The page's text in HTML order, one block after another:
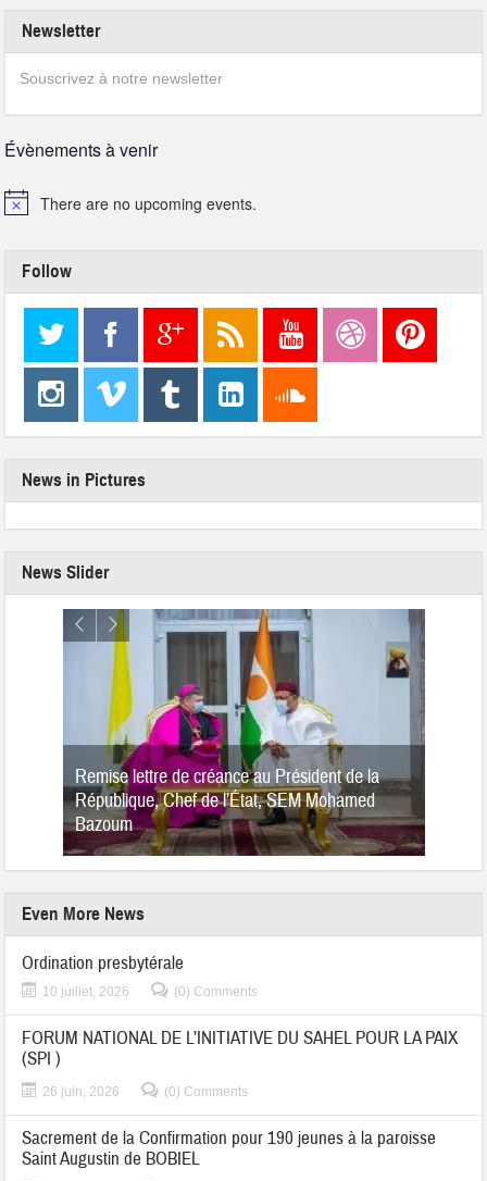
Newsletter
Souscrivez à notre newsletter
Évènements à venir
There are no upcoming events.
Follow
News in Pictures
News Slider
Remise lettre de créance au Président de la
République, Chef de l’État, SEM Mohamed
Bazoum
Even More News
Ordination presbytérale
10 juillet, 2026 (0) Comments
FORUM NATIONAL DE L’INITIATIVE DU SAHEL POUR LA PAIX
(SPI )
26 juin, 2026 (0) Comments
Sacrement de la Confirmation pour 190 jeunes à la paroisse
Saint Augustin de BOBIEL